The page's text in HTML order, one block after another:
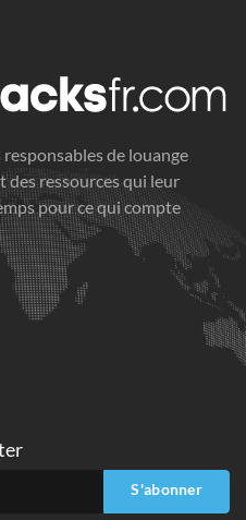
de louange
des ressources qui leur
pour ce qui compte
S'abonner